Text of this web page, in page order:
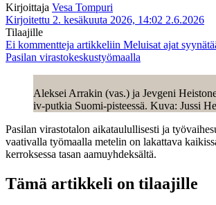
Kirjoittaja Vesa Tompuri
Kirjoitettu 2. kesäkuuta 2026, 14:02 2.6.2026
Tilaajille
Ei kommentteja artikkeliin Meluisat ajat
Pasilan virastokeskustyömaalla
Aleksei Arrakin (vas.) ja Jevgeni
iv-putkia Suomi-pisteessä. Kuva: Jussi
Pasilan virastotalon aikataulullisesti ja
vaativalla työmaalla metelin on lakattava
kerroksessa tasan aamuyhdeksältä.
Tämä artikkeli on tilaajille